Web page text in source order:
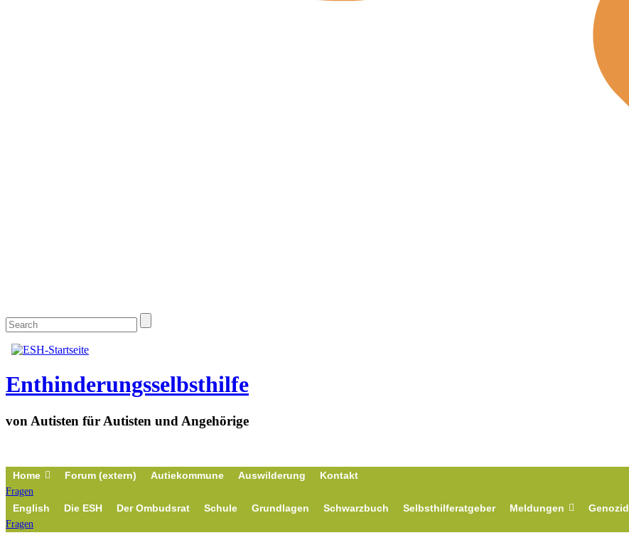
Enthinderungsselbsthilfe
von Autisten für Autisten und Angehörige
Home Forum (extern) Autiekommune Auswilderung Kontakt
Fragen
English Die ESH Der Ombudsrat Schule Grundlagen Schwarzbuch Selbsthilferatgeber Meldungen Genozid
Fragen